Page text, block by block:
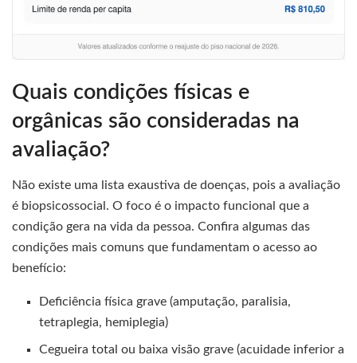
Quais condições físicas e
orgânicas são consideradas na
avaliação?
Não existe uma lista exaustiva de doenças, pois a avaliação
é biopsicossocial. O foco é o impacto funcional que a
condição gera na vida da pessoa. Confira algumas das
condições mais comuns que fundamentam o acesso ao
benefício:
Deficiência física grave (amputação, paralisia,
tetraplegia, hemiplegia)
Cegueira total ou baixa visão grave (acuidade inferior a